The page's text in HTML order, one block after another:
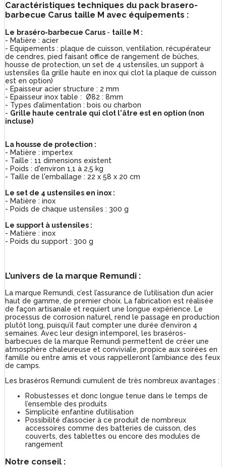
Caractéristiques techniques du pack brasero-
barbecue Carus taille M avec équipements :
Le braséro-barbecue Carus - taille M :
- Matière : acier
- Equipements : plaque de cuisson, ventilation, récupérateur
de cendres, pied faisant office de rangement de bûches,
housse de protection, un set de 4 ustensiles, un support à
ustensiles (la grille haute en inox qui clot la plaque de cuisson
est en option)
- Epaisseur acier structure : 2 mm
- Epaisseur inox table : Ø82 : 8mm
- Types d’alimentation : bois ou charbon
- Grille haute centrale qui clot l'âtre est en option (non
incluse)
La housse de protection :
- Matière : impertex
- Taille : 11 dimensions existent
- Poids : d'environ 1,1 à 2,5 kg
- Taille de l'emballage : 22 x 58 x 20 cm
Le set de 4 ustensiles en inox :
- Matière : inox
- Poids de chaque ustensiles : 300 g
Le support à ustensiles :
- Matière : inox
- Poids du support : 300 g
L’univers de la marque Remundi :
La marque Remundi, c’est l’assurance de l’utilisation d’un acier
haut de gamme, de premier choix. La fabrication est réalisée
de façon artisanale et requiert une longue expérience. Le
processus de corrosion naturel, rend le passage en production
plutôt long, puisqu’il faut compter une durée d’environ 4
semaines. Avec leur design intemporel, les braséros-
barbecues de la marque Remundi permettent de créer une
atmosphère chaleureuse et conviviale, propice aux soirées en
famille ou entre amis et vous rappelleront l’ambiance des feux
de camps.
Les braséros Remundi cumulent de très nombreux avantages :
Robustesses et donc longue tenue dans le temps de
l’ensemble des produits
Simplicité enfantine d’utilisation
Possibilité d’associer à ce produit de nombreux
accessoires comme des batteries de cuisson, des
couverts, des tablettes ou encore des modules de
rangement
Notre conseil :